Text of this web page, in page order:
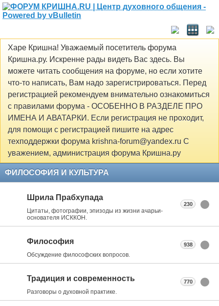
Харе Кришна! Уважаемый посетитель форума
Кришна.ру. Искренне рады видеть Вас здесь. Вы
можете читать сообщения на форуме, но если хотите
что-то написать, Вам надо зарегистрироваться. Перед
регистрацией рекомендуем внимательно ознакомиться
с правилами форума - ОСОБЕННО В РАЗДЕЛЕ ПРО
ИМЕНА И АВАТАРКИ. Если регистрация не проходит,
для помощи с регистрацией пишите на адрес
техподдержки форума krishna-forum@yandex.ru С
уважением, администрация форума Кришна.ру
ФИЛОСОФИЯ И КУЛЬТУРА
Шрила Прабхупада
Цитаты, фотографии, эпизоды из жизни ачарьи-
основателя ИСККОН.
230
Философия
Обсуждение философских вопросов.
938
Традиция и современность
Разговоры о духовной практике.
770